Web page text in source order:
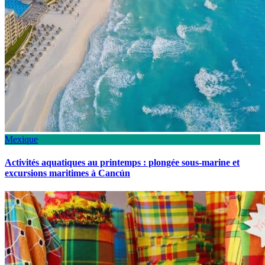
Mexique
Activités aquatiques au printemps : plongée sous-marine et
excursions maritimes à Cancún